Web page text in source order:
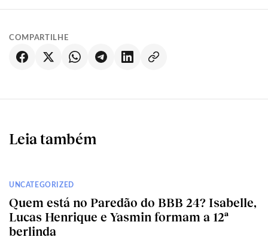
COMPARTILHE
Leia também
UNCATEGORIZED
Quem está no Paredão do BBB 24? Isabelle,
Lucas Henrique e Yasmin formam a 12ª
berlinda